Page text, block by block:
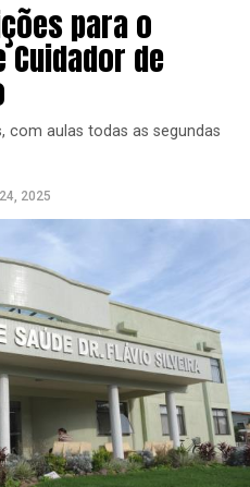
para o
de
com aulas todas as segundas
2025